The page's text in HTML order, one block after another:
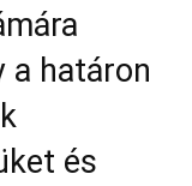
a határon
és